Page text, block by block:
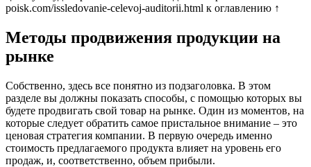
poisk.com/issledovanie-celevoj-auditorii.html к оглавлению ↑
Методы продвижения продукции на
рынке
Собственно, здесь все понятно из подзаголовка. В этом
разделе вы должны показать способы, с помощью которых вы
будете продвигать свой товар на рынке. Один из моментов, на
которые следует обратить самое пристальное внимание – это
ценовая стратегия компании. В первую очередь именно
стоимость предлагаемого продукта влияет на уровень его
продаж, и, соответственно, объем прибыли.